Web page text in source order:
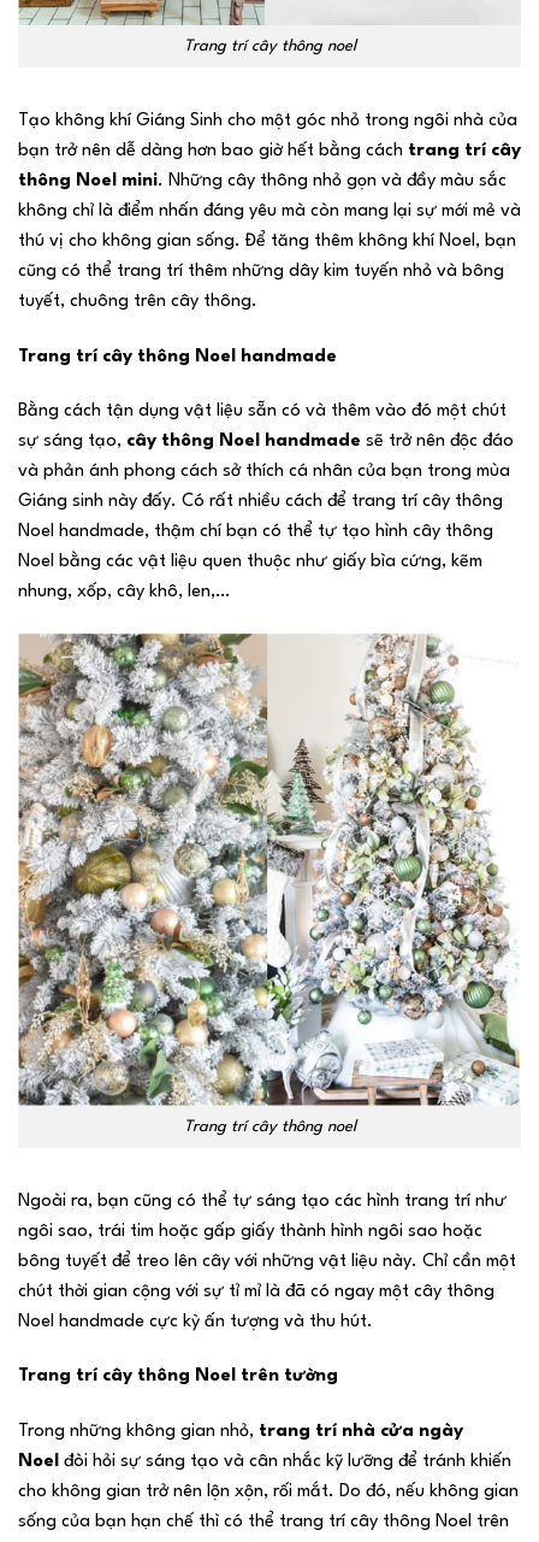
Trang trí cây thông noel
Tạo không khí Giáng Sinh cho một góc nhỏ trong ngôi nhà của
bạn trở nên dễ dàng hơn bao giờ hết bằng cách trang trí cây
thông Noel mini. Những cây thông nhỏ gọn và đầy màu sắc
không chỉ là điểm nhấn đáng yêu mà còn mang lại sự mới mẻ và
thú vị cho không gian sống. Để tăng thêm không khí Noel, bạn
cũng có thể trang trí thêm những dây kim tuyến nhỏ và bông
tuyết, chuông trên cây thông.
Trang trí cây thông Noel handmade
Bằng cách tận dụng vật liệu sẵn có và thêm vào đó một chút
sự sáng tạo, cây thông Noel handmade sẽ trở nên độc đáo
và phản ánh phong cách sở thích cá nhân của bạn trong mùa
Giáng sinh này đấy. Có rất nhiều cách để trang trí cây thông
Noel handmade, thậm chí bạn có thể tự tạo hình cây thông
Noel bằng các vật liệu quen thuộc như giấy bìa cứng, kẽm
nhung, xốp, cây khô, len,…
Trang trí cây thông noel
Ngoài ra, bạn cũng có thể tự sáng tạo các hình trang trí như
ngôi sao, trái tim hoặc gấp giấy thành hình ngôi sao hoặc
bông tuyết để treo lên cây với những vật liệu này. Chỉ cần một
chút thời gian cộng với sự tỉ mỉ là đã có ngay một cây thông
Noel handmade cực kỳ ấn tượng và thu hút.
Trang trí cây thông Noel trên tường
Trong những không gian nhỏ, trang trí nhà cửa ngày
Noel đòi hỏi sự sáng tạo và cân nhắc kỹ lưỡng để tránh khiến
cho không gian trở nên lộn xộn, rối mắt. Do đó, nếu không gian
sống của bạn hạn chế thì có thể trang trí cây thông Noel trên